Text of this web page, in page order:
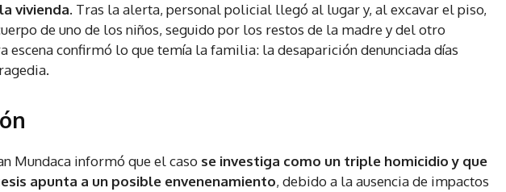
vivienda. Tras la alerta, personal policial llegó al lugar y, al excavar el piso,
de uno de los niños, seguido por los restos de la madre y del otro
escena confirmó lo que temía la familia: la desaparición denunciada días
Mundaca informó que el caso se investiga como un triple homicidio y que
apunta a un posible envenenamiento, debido a la ausencia de impactos